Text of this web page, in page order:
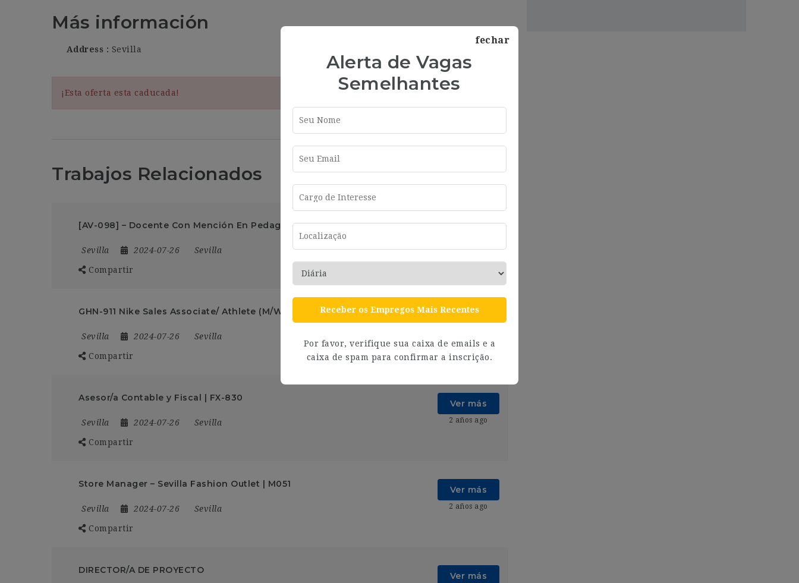
Más información
Address Sevilla
¡Esta oferta esta caducada!
Trabajos Relacionados
[AV-098] – Docente Con Mención En Pedagogía Terapéutica
Sevilla 2024-07-26 Sevilla
Compartir
2 años ago
GHN-911 Nike Sales Associate/ Athlete (M/W/D)
Sevilla 2024-07-26 Sevilla
Compartir
Asesor/a Contable y Fiscal | FX-830
Sevilla 2024-07-26 Sevilla
Compartir
Ver más
2 años ago
Store Manager – Sevilla Fashion Outlet | M051
Sevilla 2024-07-26 Sevilla
Compartir
Ver más
2 años ago
DIRECTOR/A DE PROYECTO
Ver más
fechar
Alerta de Vagas
Semelhantes
Receber os Empregos Mais Recentes
Por favor, verifique sua caixa de emails e a
caixa de spam para confirmar a inscrição.